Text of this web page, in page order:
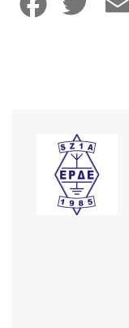
b
o
t
e